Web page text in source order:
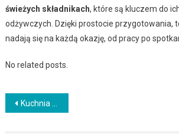
świeżych składnikach, które są kluczem do
odżywczych. Dzięki prostocie przygotowania,
nadają się na każdą okazję, od pracy po
No related posts.
Nawigacja
wpisu
Kuchnia Meksyku na Twoim talerzu – wyjątkowe smaki Ameryki Południowej